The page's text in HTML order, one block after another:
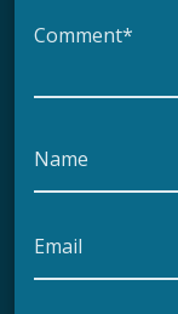
Comment*
Name
Email